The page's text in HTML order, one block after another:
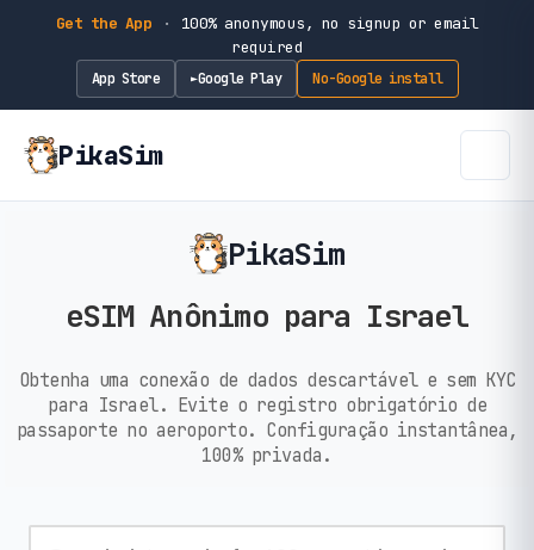
Get the App ·
100% anonymous, no signup or email
required
App Store ►Google Play No-Google install
PikaSim
PikaSim
eSIM Anônimo para Israel
Obtenha uma conexão de dados descartável e sem KYC
para Israel. Evite o registro obrigatório de
passaporte no aeroporto. Configuração instantânea,
100% privada.